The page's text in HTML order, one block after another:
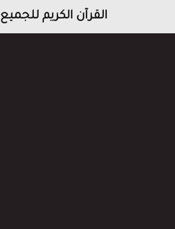
القرآن الكريم للجميع